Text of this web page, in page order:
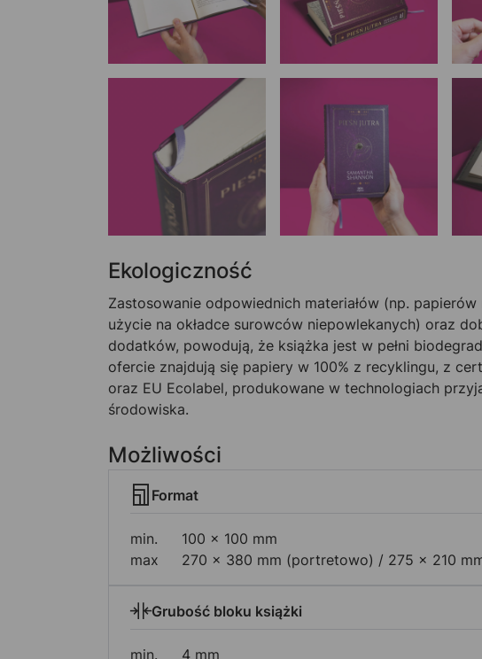
Ekologiczność
Zastosowanie odpowiednich materiałów (np.
użycie na okładce surowców niepowlekanych) oraz
dodatków, powodują, że książka jest w pełni
ofercie znajdują się papiery w 100% z recyklingu, z
oraz EU Ecolabel, produkowane w technologiach
środowiska.
Możliwości
Format
min.
100 × 100 mm
max
270 × 380 mm (portretowo) / 275 x 210
Grubość bloku książki
min.
4 mm